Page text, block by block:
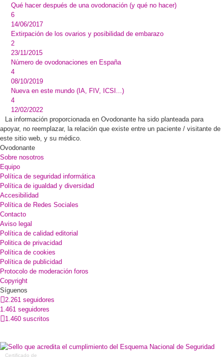
Qué hacer después de una ovodonación (y qué no hacer)
6
14/06/2017
Extirpación de los ovarios y posibilidad de embarazo
2
23/11/2015
Número de ovodonaciones en España
4
08/10/2019
Nueva en este mundo (IA, FIV, ICSI...)
4
12/02/2022
La información proporcionada en Ovodonante ha sido planteada para
apoyar, no reemplazar, la relación que existe entre un paciente / visitante de
este sitio web, y su médico.
Ovodonante
Sobre nosotros
Equipo
Política de seguridad informática
Política de igualdad y diversidad
Accesibilidad
Política de Redes Sociales
Contacto
Aviso legal
Política de calidad editorial
Politica de privacidad
Política de cookies
Política de publicidad
Protocolo de moderación foros
Copyright
Síguenos
2.261 seguidores
1.461 seguidores
1.460 suscritos
Certificado de